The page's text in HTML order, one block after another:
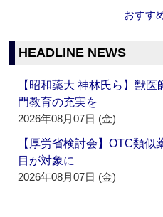
おすす
HEADLINE NEWS
【昭和薬大 神林氏ら】獣
門教育の充実を
2026年08月07日 (金)
【厚労省検討会】OTC類似
目が対象に
2026年08月07日 (金)